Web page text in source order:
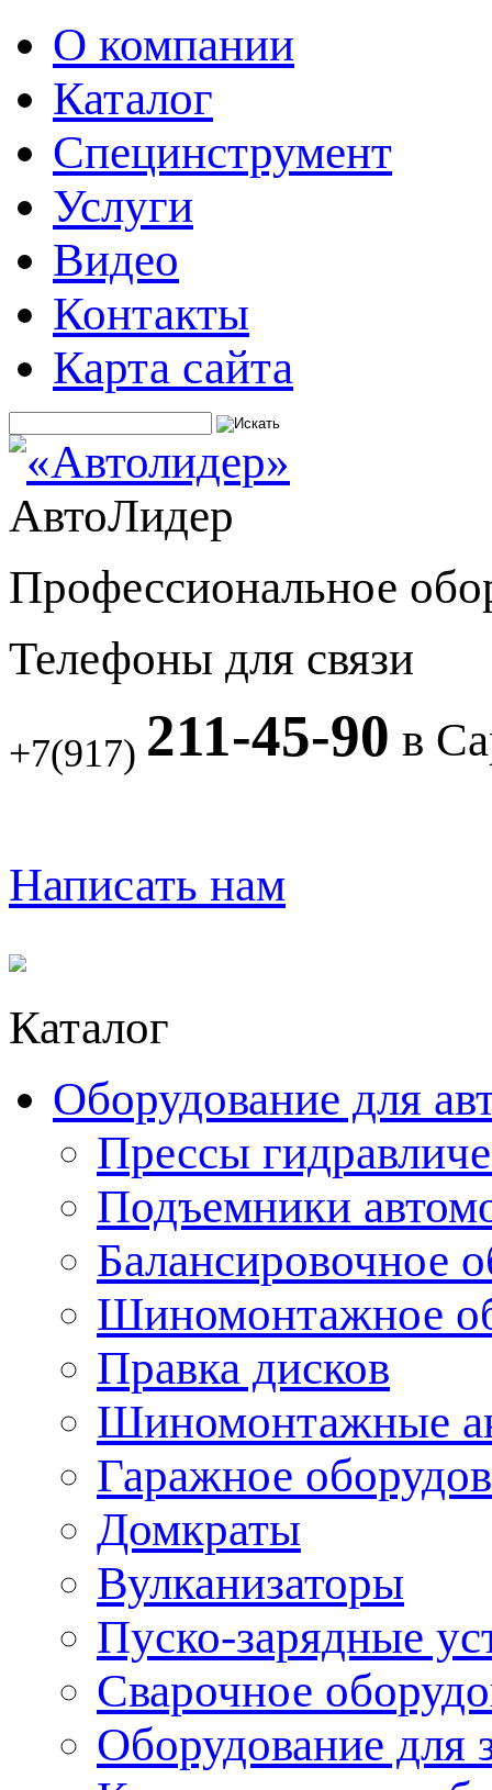
О компании
Каталог
Специнструмент
Услуги
Видео
Контакты
Карта сайта
АвтоЛидер
Профессиональное
Телефоны для связи
+7(917) 211-45-90 в
Написать нам
Каталог
Оборудование для
Прессы
Подъемники
Балансировочное
Шиномонтажное
Правка дисков
Шиномонтажные
Гаражное
Домкраты
Вулканизаторы
Пуско-зарядные
Сварочное
Оборудование для